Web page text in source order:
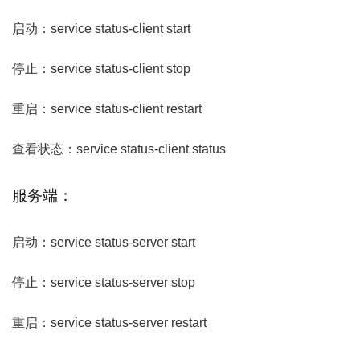
启动：service status-client start
停止：service status-client stop
重启：service status-client restart
查看状态：service status-client status
服务端：
启动：service status-server start
停止：service status-server stop
重启：service status-server restart